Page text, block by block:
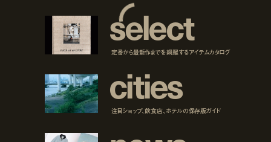
select
定番から最新作までを網羅するアイテムカタログ
cities
注目ショップ、飲食店、ホテルの保存版ガイド